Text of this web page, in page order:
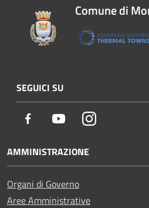
Comune di
SEGUICI SU
Facebook YoutubeInstagram
AMMINISTRAZIONE
Organi di Governo
Aree Amministrative